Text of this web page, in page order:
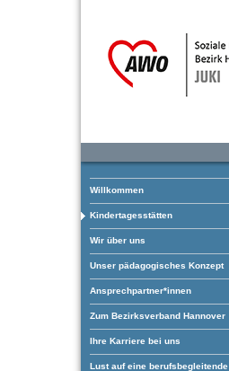
Willkommen
Kindertagesstätten
Wir über uns
Unser pädagogisches Konzept
Ansprechpartner*innen
Zum Bezirksverband Hannover
Ihre Karriere bei uns
Lust auf eine berufsbegleitende